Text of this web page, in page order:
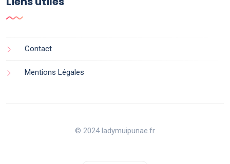
Contact
Mentions Légales
© 2024 ladymuipunae.fr